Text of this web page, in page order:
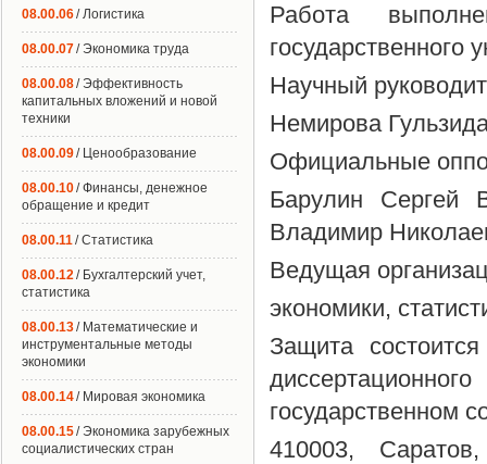
Работа
государственного
Научный
Немирова
Официальные
Барулин Сергей
Владимир
Ведущая
экономики,
Защита
государственном
410003,
08.00.06/ Логистика
08.00.07/ Экономика труда
08.00.08/ Эффективность
капитальных вложений и новой
техники
08.00.09/ Ценообразование
08.00.10/ Финансы, денежное
обращение и кредит
08.00.11/ Статистика
08.00.12/ Бухгалтерский учет,
статистика
08.00.13/ Математические и
инструментальные методы
экономики
08.00.14/ Мировая экономика
08.00.15/ Экономика зарубежных
социалистических стран